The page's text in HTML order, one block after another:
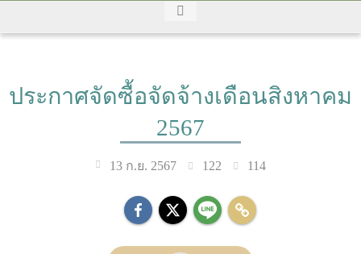
ประกาศจัดซื้อจัดจ้างเดือนสิงหาคม
2567
13 ก.ย. 2567 122 114